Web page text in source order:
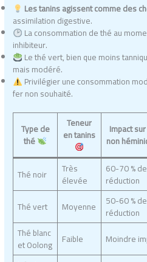
Les tanins agissent comme des
assimilation digestive.
La consommation de thé au
inhibiteur.
Le thé vert, bien que moins
mais modéré.
Privilégier une consommation
fer non souhaité.
Type de
thé
Teneur
en tanins Impact
non
Thé noir Très
élevée
60-70 % de
réduction
Thé vert
Moyenne 50-60 % de
réduction
Thé blanc
et Oolong Faible Moindre